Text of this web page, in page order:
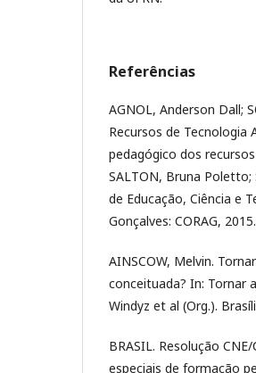
Referências
AGNOL, Anderson Dall;
Recursos de Tecnologia
pedagógico dos
SALTON, Bruna Poletto;
de Educação, Ciência e
Gonçalves: CORAG,
AINSCOW, Melvin.
conceituada? In: Tornar
Windyz et al (Org.).
BRASIL. Resolução
especiais de formação